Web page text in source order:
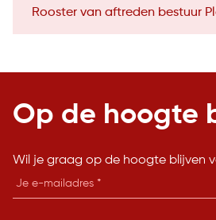
Rooster van aftreden bestuur
Op de hoogte
Wil je graag op de hoogte blijven
E-